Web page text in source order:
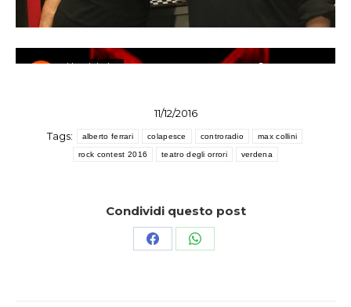
11/12/2016
Tags:
alberto ferrari colapesce controradio max collini
rock contest 2016 teatro degli orrori verdena
Condividi questo post
CondividiCondividi